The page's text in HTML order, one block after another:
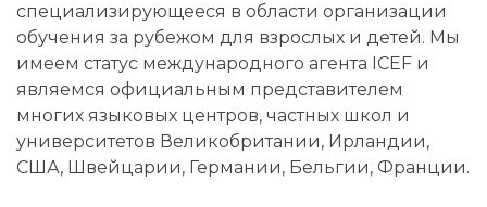
специализирующееся в области организации
обучения за рубежом для взрослых и детей. Мы
имеем статус международного агента ICEF и
являемся официальным представителем
многих языковых центров, частных школ и
университетов Великобритании, Ирландии,
США, Швейцарии, Германии, Бельгии, Франции.